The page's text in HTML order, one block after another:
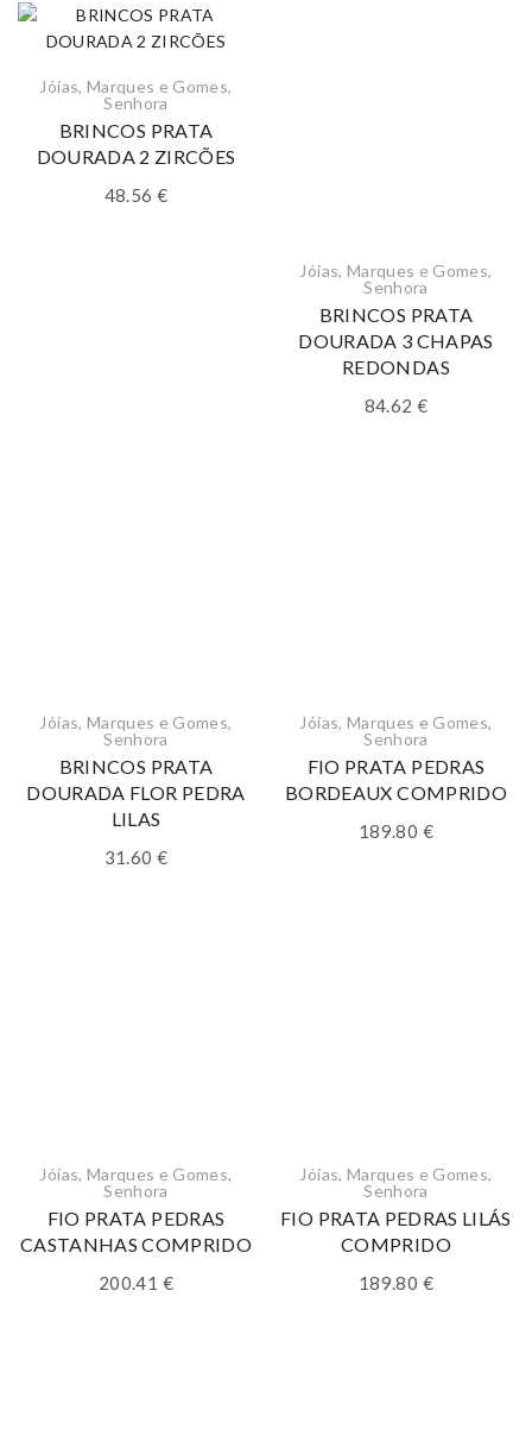
Jóias, Marques e Gomes,
Senhora
BRINCOS PRATA
DOURADA 2 ZIRCÕES
48.56 €
Jóias, Marques e Gomes,
Senhora
BRINCOS PRATA
DOURADA 3 CHAPAS
REDONDAS
84.62 €
Jóias, Marques e Gomes,
Senhora
BRINCOS PRATA
DOURADA FLOR PEDRA
LILAS
31.60 €
Jóias, Marques e Gomes,
Senhora
FIO PRATA PEDRAS
BORDEAUX COMPRIDO
189.80 €
Jóias, Marques e Gomes,
Senhora
FIO PRATA PEDRAS
CASTANHAS COMPRIDO
200.41 €
Jóias, Marques e Gomes,
Senhora
FIO PRATA PEDRAS LILÁS
COMPRIDO
189.80 €